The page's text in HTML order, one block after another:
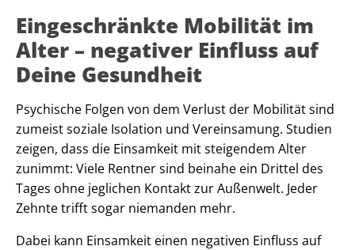
Eingeschränkte Mobilität im
Alter – negativer Einfluss auf
Deine Gesundheit
Psychische Folgen von dem Verlust der Mobilität sind
zumeist soziale Isolation und Vereinsamung. Studien
zeigen, dass die Einsamkeit mit steigendem Alter
zunimmt: Viele Rentner sind beinahe ein Drittel des
Tages ohne jeglichen Kontakt zur Außenwelt. Jeder
Zehnte trifft sogar niemanden mehr.
Dabei kann Einsamkeit einen negativen Einfluss auf